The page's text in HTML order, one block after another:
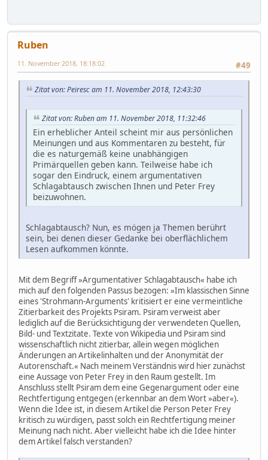
Ruben
#49
11. November 2018, 18:18:02
Zitat von: Peiresc am 11. November 2018, 12:43:30
Zitat von: Ruben am 11. November 2018, 11:32:46
Ein erheblicher Anteil scheint mir aus persönlichen
Meinungen und aus Kommentaren zu besteht, für
die es naturgemäß keine unabhängigen
Primärquellen geben kann. Teilweise habe ich
sogar den Eindruck, einem argumentativen
Schlagabtausch zwischen Ihnen und Peter Frey
beizuwohnen.
Schlagabtausch? Nun, es mögen ja Themen berührt
sein, bei denen dieser Gedanke bei oberflächlichem
Lesen aufkommen könnte.
Mit dem Begriff »Argumentativer Schlagabtausch« habe ich
mich auf den folgenden Passus bezogen: »Im klassischen Sinne
eines 'Strohmann-Arguments' kritisiert er eine vermeintliche
Zitierbarkeit des Projekts Psiram. Psiram verweist aber
lediglich auf die Berücksichtigung der verwendeten Quellen,
Bild- und Textzitate. Texte von Wikipedia und Psiram sind
wissenschaftlich nicht zitierbar, allein wegen möglichen
Änderungen an Artikelinhalten und der Anonymität der
Autorenschaft.« Nach meinem Verständnis wird hier zunächst
eine Aussage von Peter Frey in den Raum gestellt. Im
Anschluss stellt Psiram dem eine Gegenargument oder eine
Rechtfertigung entgegen (erkennbar an dem Wort »aber«).
Wenn die Idee ist, in diesem Artikel die Person Peter Frey
kritisch zu würdigen, passt solch ein Rechtfertigung meiner
Meinung nach nicht. Aber vielleicht habe ich die Idee hinter
dem Artikel falsch verstanden?